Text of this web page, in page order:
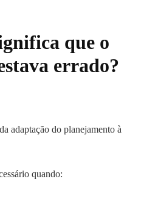
que o
errado?
adaptação do planejamento à
quando: